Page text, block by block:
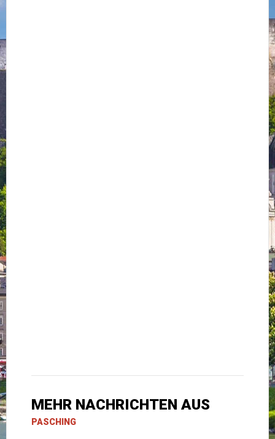
MEHR NACHRICHTEN AUS
PASCHING